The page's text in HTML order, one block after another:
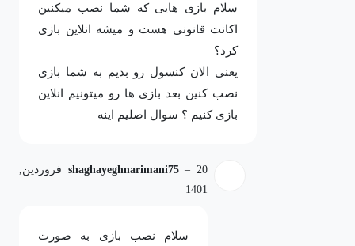
سلام بازی هایی که شما نصب میکنین
اکانت قانونی هست و میشه انلاین بازی
کرد؟
یعنی الان کنسول رو بدیم به شما بازی
نصب کنین بعد بازی ها رو میتونیم انلاین
بازی کنیم ؟ سوال اصلیم اینه
shaghayeghnarimani75–
20 فروردین,
1401
سلام نصب بازی به صورت